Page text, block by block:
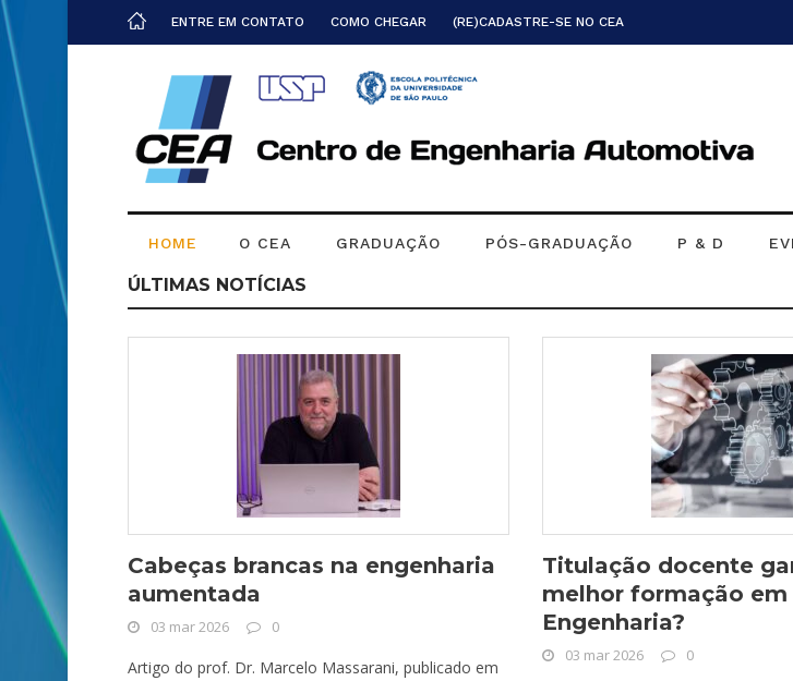
ENTRE EM CONTATO COMO CHEGAR (RE)CADASTRE-SE NO CEA
HOME O CEA GRADUAÇÃO PÓS-GRADUAÇÃO P & D
ÚLTIMAS NOTÍCIAS
Cabeças brancas na engenharia
aumentada
03 mar 2026 0
Artigo do prof. Dr. Marcelo Massarani, publicado em
Titulação docente
melhor formação em
Engenharia?
03 mar 2026 0